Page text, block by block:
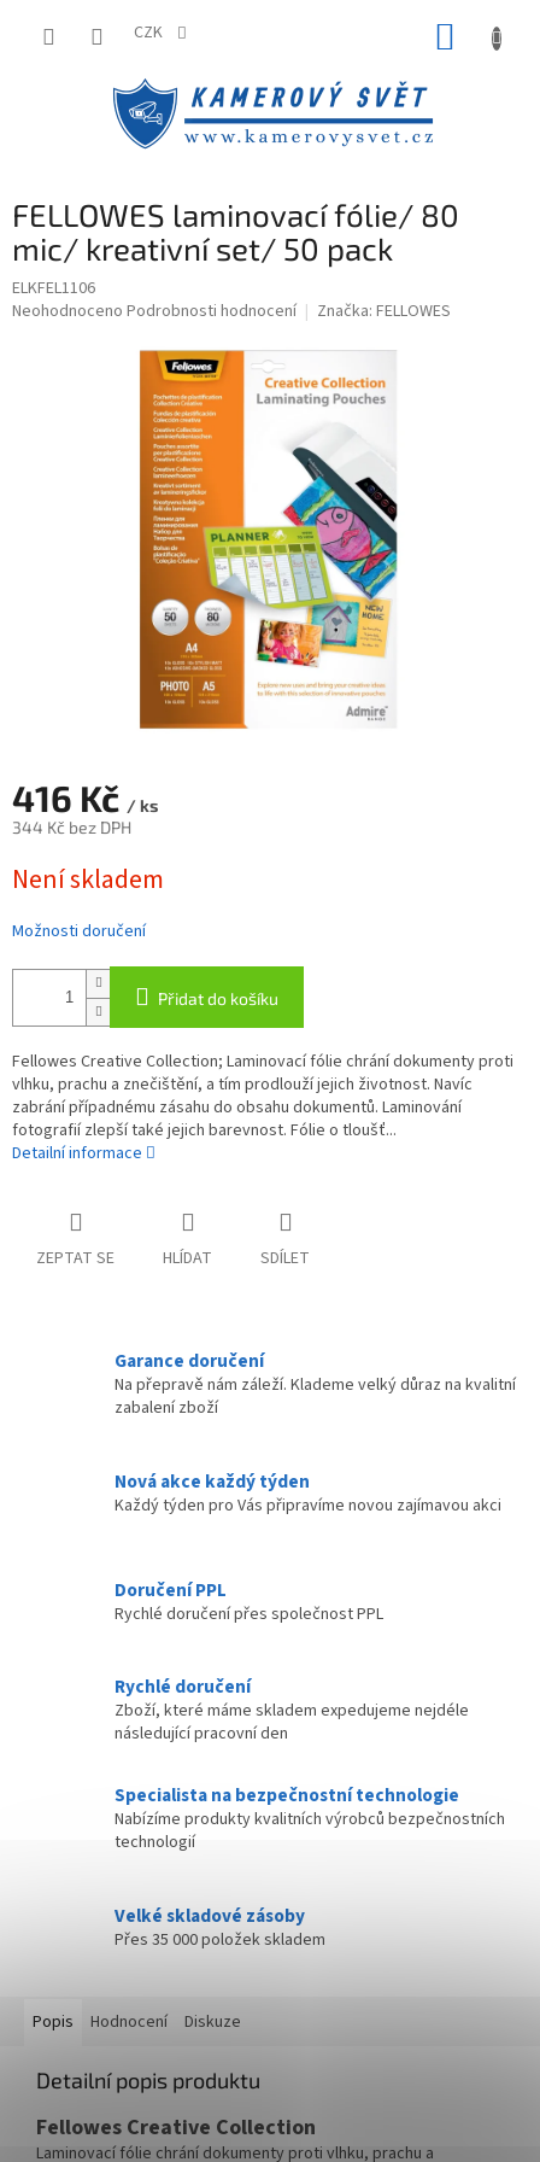
CZK
FELLOWES laminovací fólie/ 80
mic/ kreativní set/ 50 pack
ELKFEL1106
Průměrné
Neohodnoceno Podrobnosti hodnocení Značka: FELLOWES
416 Kč / ks
344 Kč bez DPH
cena:
Není skladem
Možnosti doručení
Přidat do košíku
Fellowes Creative Collection; Laminovací fólie chrání dokumenty proti
vlhku, prachu a znečištění, a tím prodlouží jejich životnost. Navíc
zabrání případnému zásahu do obsahu dokumentů. Laminování
fotografií zlepší také jejich barevnost. Fólie o tloušť...
Detailní informace
ZEPTAT SE HLÍDAT SDÍLET
Garance doručení
Na přepravě nám záleží. Klademe velký důraz na kvalitní
zabalení zboží
Nová akce každý týden
Každý týden pro Vás připravíme novou zajímavou akci
Doručení PPL
Rychlé doručení přes společnost PPL
Rychlé doručení
Zboží, které máme skladem expedujeme nejdéle
následující pracovní den
Specialista na bezpečnostní technologie
Nabízíme produkty kvalitních výrobců bezpečnostních
technologií
Velké skladové zásoby
Přes 35 000 položek skladem
Popis Hodnocení Diskuze
Detailní popis produktu
Fellowes Creative Collection
Laminovací fólie chrání dokumenty proti vlhku, prachu a